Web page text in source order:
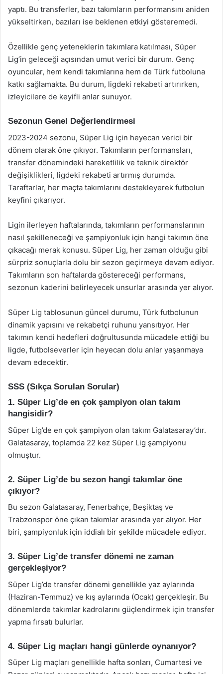
yaptı. Bu transferler, bazı takımların performansını aniden
yükseltirken, bazıları ise beklenen etkiyi gösteremedi.
Özellikle genç yeteneklerin takımlara katılması, Süper
Lig’in geleceği açısından umut verici bir durum. Genç
oyuncular, hem kendi takımlarına hem de Türk futboluna
katkı sağlamakta. Bu durum, ligdeki rekabeti artırırken,
izleyicilere de keyifli anlar sunuyor.
Sezonun Genel Değerlendirmesi
2023-2024 sezonu, Süper Lig için heyecan verici bir
dönem olarak öne çıkıyor. Takımların performansları,
transfer dönemindeki hareketlilik ve teknik direktör
değişiklikleri, ligdeki rekabeti artırmış durumda.
Taraftarlar, her maçta takımlarını destekleyerek futbolun
keyfini çıkarıyor.
Ligin ilerleyen haftalarında, takımların performanslarının
nasıl şekilleneceği ve şampiyonluk için hangi takımın öne
çıkacağı merak konusu. Süper Lig, her zaman olduğu gibi
sürpriz sonuçlarla dolu bir sezon geçirmeye devam ediyor.
Takımların son haftalarda göstereceği performans,
sezonun kaderini belirleyecek unsurlar arasında yer alıyor.
Süper Lig tablosunun güncel durumu, Türk futbolunun
dinamik yapısını ve rekabetçi ruhunu yansıtıyor. Her
takımın kendi hedefleri doğrultusunda mücadele ettiği bu
ligde, futbolseverler için heyecan dolu anlar yaşanmaya
devam edecektir.
SSS (Sıkça Sorulan Sorular)
1. Süper Lig’de en çok şampiyon olan takım
hangisidir?
Süper Lig’de en çok şampiyon olan takım Galatasaray’dır.
Galatasaray, toplamda 22 kez Süper Lig şampiyonu
olmuştur.
2. Süper Lig’de bu sezon hangi takımlar öne
çıkıyor?
Bu sezon Galatasaray, Fenerbahçe, Beşiktaş ve
Trabzonspor öne çıkan takımlar arasında yer alıyor. Her
biri, şampiyonluk için iddialı bir şekilde mücadele ediyor.
3. Süper Lig’de transfer dönemi ne zaman
gerçekleşiyor?
Süper Lig’de transfer dönemi genellikle yaz aylarında
(Haziran-Temmuz) ve kış aylarında (Ocak) gerçekleşir. Bu
dönemlerde takımlar kadrolarını güçlendirmek için transfer
yapma fırsatı bulurlar.
4. Süper Lig maçları hangi günlerde oynanıyor?
Süper Lig maçları genellikle hafta sonları, Cumartesi ve